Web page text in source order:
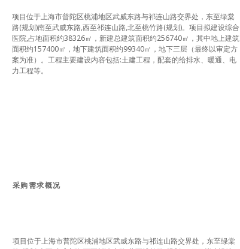
项目位于上海市普陀区桃浦地区武威东路与祁连山路交界处，东至绿棠
路(规划)南至武威东路,西至祁连山路,北至桃竹路(规划)。项目拟建设综合
医院,占地面积约38326㎡，新建总建筑面积约256740㎡，其中地上建筑
面积约157400㎡，地下建筑面积约99340㎡，地下三层（最终以审定方
案为准）。工程主要建设内容包括:土建工程，配套的给排水、暖通、电
力工程等。
采购需求概况
项目位于上海市普陀区桃浦地区武威东路与祁连山路交界处，东至绿棠